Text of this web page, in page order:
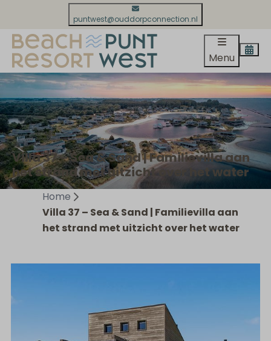
puntwest@ouddorpconnection.nl
Menu
Villa 37 – Sea & Sand | Familievilla aan
het strand met uitzicht over het water
Home
Villa 37 – Sea & Sand | Familievilla aan
het strand met uitzicht over het water